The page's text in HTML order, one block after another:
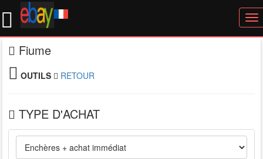
Fiume
OUTILS RETOUR
TYPE D'ACHAT